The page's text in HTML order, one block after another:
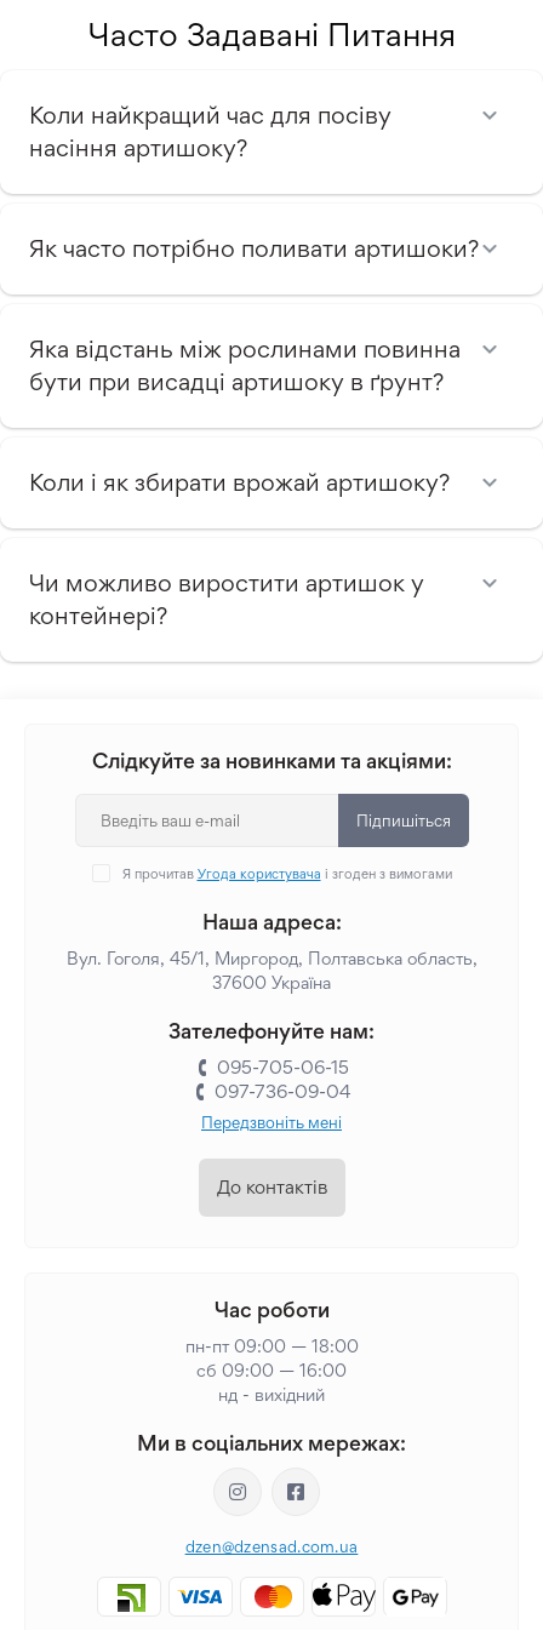
Часто Задавані Питання
Коли найкращий час для посіву
насіння артишоку?
Як часто потрібно поливати артишоки?
Яка відстань між рослинами повинна
бути при висадці артишоку в ґрунт?
Коли і як збирати врожай артишоку?
Чи можливо виростити артишок у
контейнері?
Слідкуйте за новинками та акціями:
Підпишіться
Я прочитав Угода користувача і згоден з вимогами
Наша адреса:
Вул. Гоголя, 45/1, Миргород, Полтавська область,
37600 Україна
Зателефонуйте нам:
095-705-06-15
097-736-09-04
Передзвоніть мені
До контактів
Час роботи
пн-пт 09:00 — 18:00
сб 09:00 — 16:00
нд - вихідний
Ми в соціальних мережах:
dzen@dzensad.com.ua